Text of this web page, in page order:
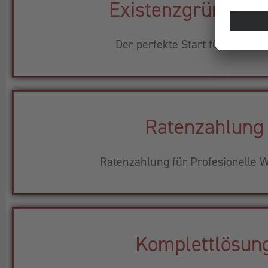
Der perfekte Start für Ihr
Ratenzahlung
Ratenzahlung für Profesionelle